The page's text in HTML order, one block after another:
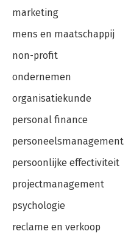
marketing
mens en maatschappij
non-profit
ondernemen
organisatiekunde
personal finance
personeelsmanagement
persoonlijke effectiviteit
projectmanagement
psychologie
reclame en verkoop